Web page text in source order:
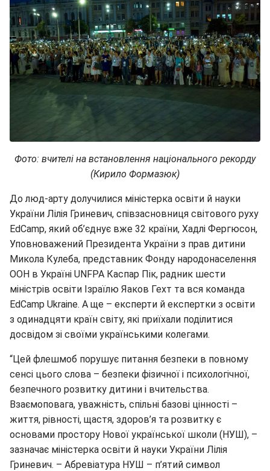
Фото: вчителі на встановлення національного рекорду
(Кирило Формазюк)
До люд-арту долучилися міністерка освіти й науки
України Лілія Гриневич, співзасновниця світового руху
EdCamp, який об’єднує вже 32 країни, Хадлі Фергюсон,
Уповноважений Президента України з прав дитини
Микола Кулеба, представник Фонду народонаселення
ООН в Україні UNFPA Каспар Пік, радник шести
міністрів освіти Ізраїлю Яаков Гехт та вся команда
EdCamp Ukraine. А ще – експерти й експертки з освіти
з одинадцяти країн світу, які приїхали поділитися
досвідом зі своїми українськими колегами.
“Цей флешмоб порушує питання безпеки в повному
сенсі цього слова – безпеки фізичної і психологічної,
безпечного розвитку дитини і вчительства.
Взаємоповага, уважність, спільні базові цінності –
життя, рівності, щастя, здоров’я та розвитку є
основами простору Нової української школи (НУШ), –
зазначає міністерка освіти й науки України Лілія
Гриневич. – Абревіатура НУШ – п’ятий символ